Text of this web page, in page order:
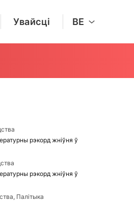
Увайсці BE
рэкорд жніўня ў
рэкорд жніўня ў
Палітыка